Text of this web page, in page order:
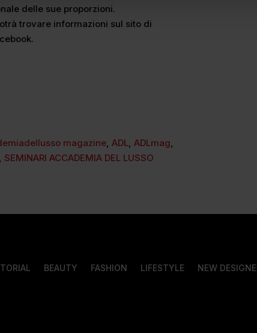
delle sue proporzioni.
trovare informazioni sul sito di
magazine,ADL,ADLmag,
, SEMINARI ACCADEMIA DEL LUSSO
BEAUTY FASHION LIFESTYLE NEW